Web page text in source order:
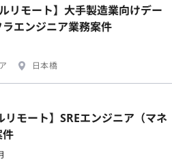
リモート】大手製造業向けデー
エンジニア業務案件
日本橋
リモート】SREエンジニア（マネ
件